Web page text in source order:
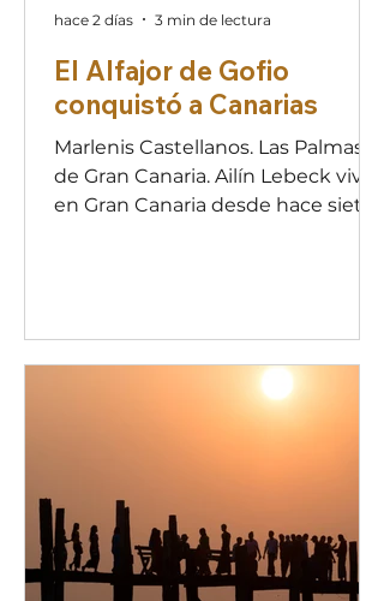
El Alfajor de Gofio
conquistó a Canarias
Marlenis Castellanos. Las Palmas
de Gran Canaria. Ailín Lebeck vive
en Gran Canaria desde hace siete
con una sonrisa que nunca
desaparece de su rostro.
encargó de demostrarme que no
estaba equivocada”, dice. Para ella,
pasar de vivir en un
hace 2 días 3 min de lectura